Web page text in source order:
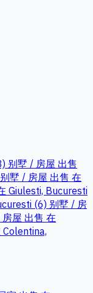
别墅 / 房屋 出售
别墅 / 房屋 出售 在
Giulesti, Bucuresti
(6) 别墅 / 房
屋 出售 在
Colentina,